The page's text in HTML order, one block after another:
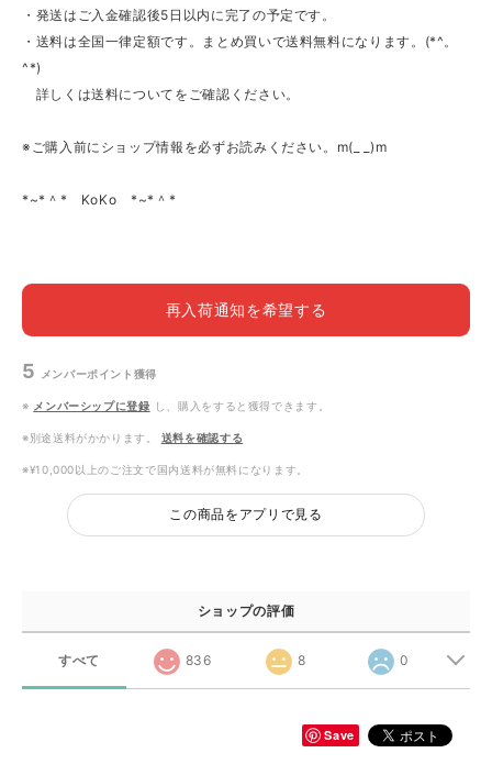
・発送はご入金確認後5日以内に完了の予定です。
・送料は全国一律定額です。まとめ買いで送料無料になります。(*^。
^*)
詳しくは送料についてをご確認ください。
※ご購入前にショップ情報を必ずお読みください。m(_ _)m
*~*＾* KoKo *~*＾*
再入荷通知を希望する
5 メンバーポイント 獲得
※ メンバーシップに登録 し、購入をすると獲得できます。
※別途送料がかかります。 送料を確認する
※¥10,000以上のご注文で国内送料が無料になります。
この商品をアプリで見る
ショップの評価
すべて 836 8 0
Save